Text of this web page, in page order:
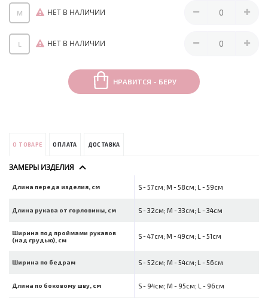
M НЕТ В НАЛИЧИИ
L НЕТ В НАЛИЧИИ
НРАВИТСЯ - БЕРУ
О ТОВАРЕ ОПЛАТА ДОСТАВКА
ЗАМЕРЫ ИЗДЕЛИЯ
Длина переда изделия, см S - 57см; M - 58см; L - 59см
Длина рукава от горловины, см S - 32см; M - 33см; L - 34см
Ширина под проймами рукавов
(над грудью), см
S - 47см; M - 49см; L - 51см
Ширина по бедрам S - 52см; M - 54см; L - 56см
Длина по боковому шву, см S - 94см; M - 95см; L - 96см